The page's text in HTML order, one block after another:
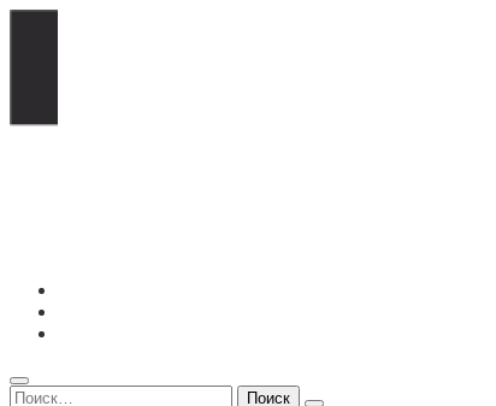
Перейти
содержимому
Найти: